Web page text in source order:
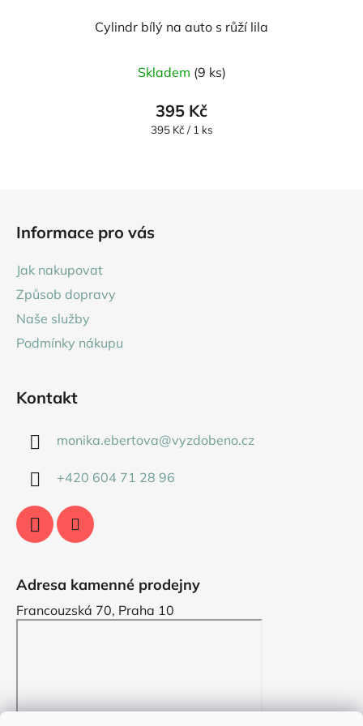
Cylindr bílý na auto s růží lila
Skladem (9 ks)
395 Kč
Měrná
395 Kč / 1 ks
Informace pro vás
Jak nakupovat
Způsob dopravy
Naše služby
Podmínky nákupu
Kontakt
monika.ebertova@vyzdobeno.cz
+420 604 71 28 96
Adresa kamenné prodejny
Francouzská 70, Praha 10